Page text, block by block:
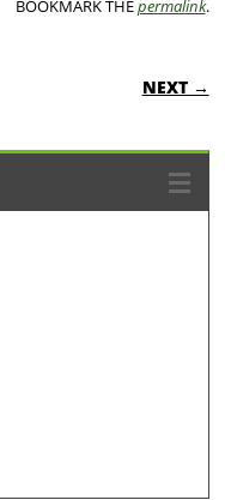
BOOKMARK THEpermalink.
NEXT →